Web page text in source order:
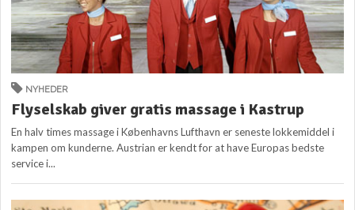
NYHEDER
Flyselskab giver gratis massage i Kastrup
En halv times massage i Københavns Lufthavn er seneste lokkemiddel i
kampen om kunderne. Austrian er kendt for at have Europas bedste
service i...